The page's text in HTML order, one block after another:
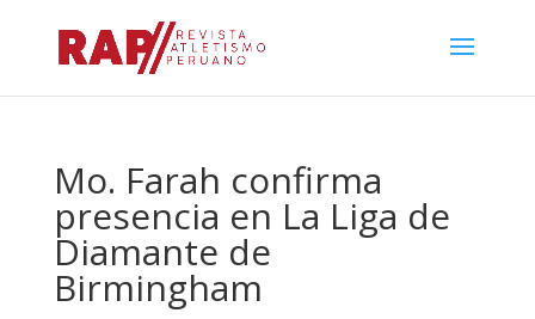
Mo. Farah confirma
presencia en La Liga de
Diamante de
Birmingham